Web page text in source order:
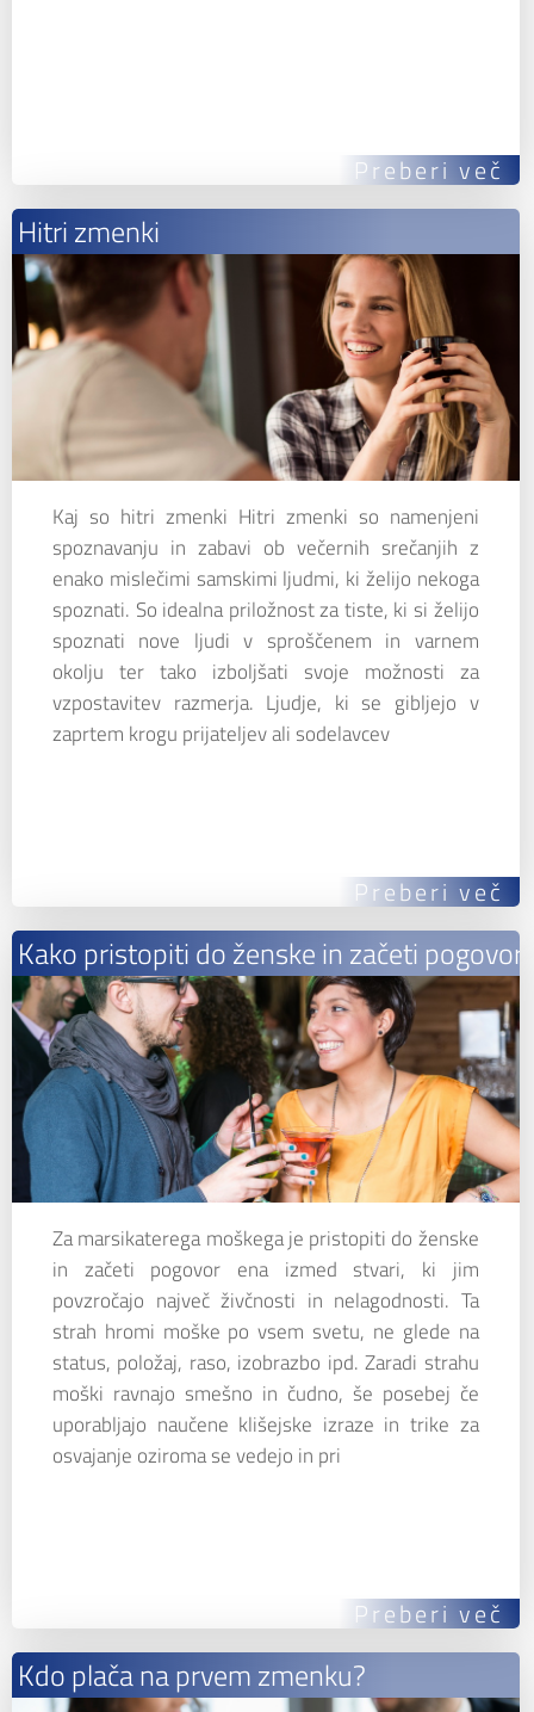
Preberi več
Hitri zmenki
Kaj so hitri zmenki Hitri zmenki so namenjeni
spoznavanju in zabavi ob večernih srečanjih z
enako mislečimi samskimi ljudmi, ki želijo nekoga
spoznati. So idealna priložnost za tiste, ki si želijo
spoznati nove ljudi v sproščenem in varnem
okolju ter tako izboljšati svoje možnosti za
vzpostavitev razmerja. Ljudje, ki se gibljejo v
zaprtem krogu prijateljev ali sodelavcev
Preberi več
Kako pristopiti do ženske in začeti pogovor
Za marsikaterega moškega je pristopiti do ženske
in začeti pogovor ena izmed stvari, ki jim
povzročajo največ živčnosti in nelagodnosti. Ta
strah hromi moške po vsem svetu, ne glede na
status, položaj, raso, izobrazbo ipd. Zaradi strahu
moški ravnajo smešno in čudno, še posebej če
uporabljajo naučene klišejske izraze in trike za
osvajanje oziroma se vedejo in pri
Preberi več
Kdo plača na prvem zmenku?